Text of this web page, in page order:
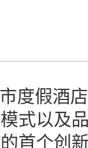
度假酒
式以及
首个创